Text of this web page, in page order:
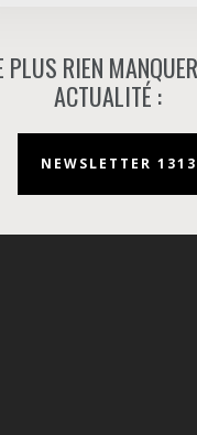
PLUS RIEN
ACTUALITÉ :
NEWSLETTER 1313